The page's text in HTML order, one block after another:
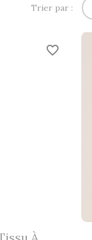
Trier par :
favorite_border